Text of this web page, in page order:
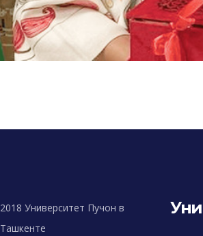
2018 Университет Пучон в
Ташкенте